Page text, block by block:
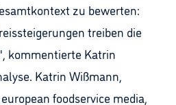
zu bewerten:
treiben die
kommentierte Katrin
Katrin Wißmann,
foodservice media,